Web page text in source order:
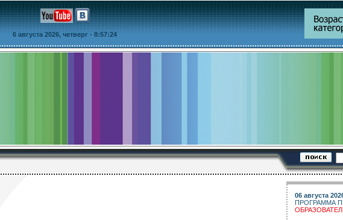
6 августа 2026, четверг - 8:57:24
06 августа
ПРОГРАММА